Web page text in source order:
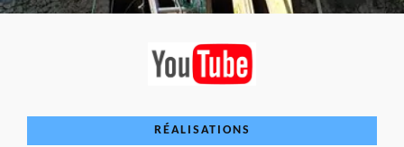
RÉALISATIONS